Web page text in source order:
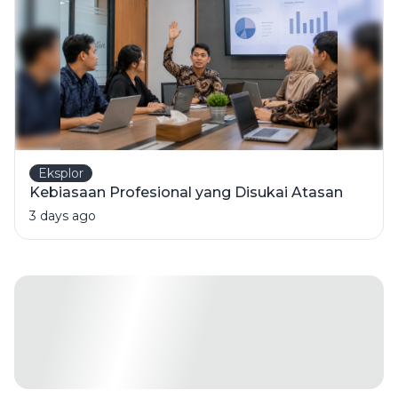
Eksplor
Kebiasaan Profesional yang Disukai Atasan
3 days ago